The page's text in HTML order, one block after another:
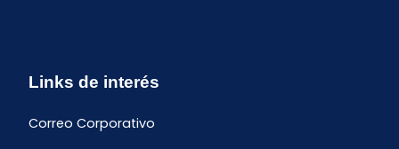
Links de interés
Correo Corporativo